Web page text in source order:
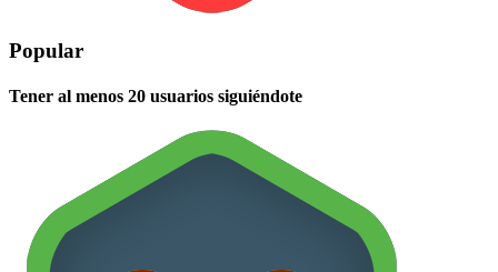
Popular
Tener al menos 20 usuarios siguiéndote